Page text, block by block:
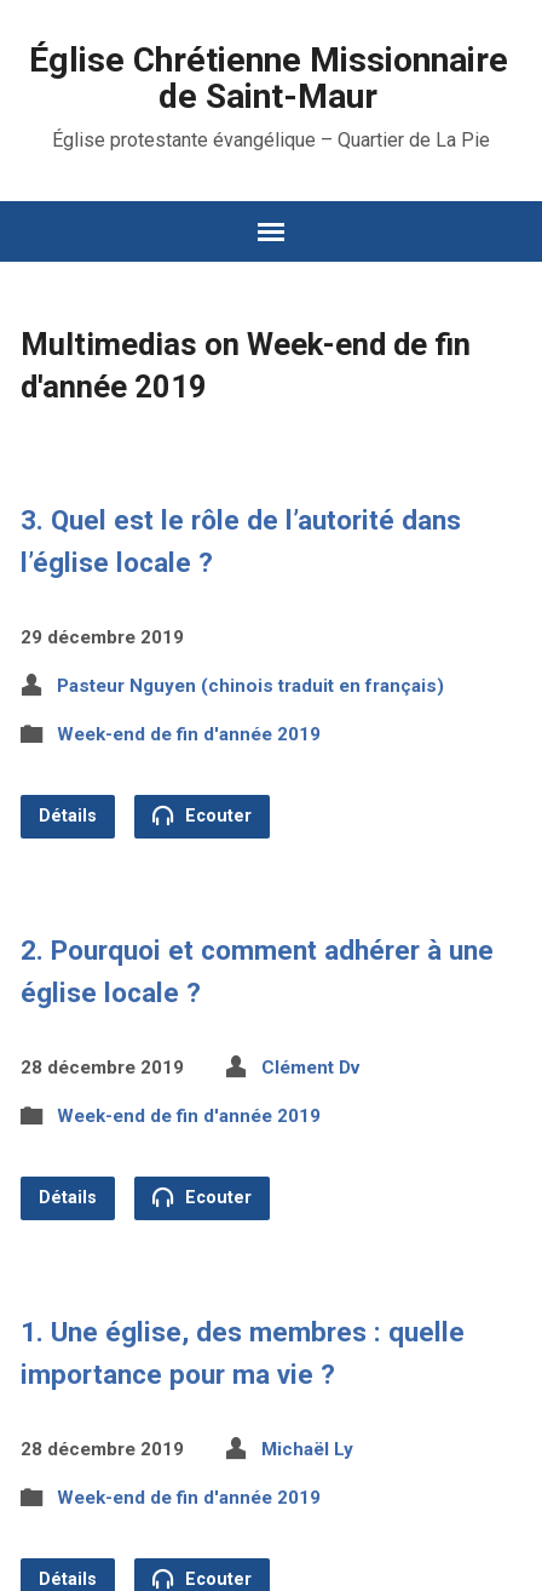
Église Chrétienne Missionnaire
de Saint-Maur
Église protestante évangélique – Quartier de La Pie
Multimedias on Week-end de fin
d'année 2019
3. Quel est le rôle de l’autorité dans
l’église locale ?
29 décembre 2019
Pasteur Nguyen (chinois traduit en français)
Week-end de fin d'année 2019
Détails Ecouter
2. Pourquoi et comment adhérer à une
église locale ?
28 décembre 2019 Clément Dv
Week-end de fin d'année 2019
Détails Ecouter
1. Une église, des membres : quelle
importance pour ma vie ?
28 décembre 2019 Michaël Ly
Week-end de fin d'année 2019
Détails Ecouter